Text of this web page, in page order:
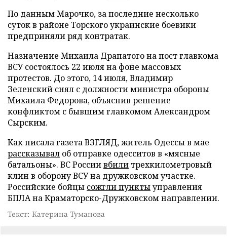
По данным Марочко, за последние несколько
суток в районе Торского украинские боевики
предприняли ряд контратак.
Назначение Михаила Драпатого на пост главкома
ВСУ состоялось 22 июля на фоне массовых
протестов. До этого, 14 июля, Владимир
Зеленский снял с должности министра обороны
Михаила Федорова, объяснив решение
конфликтом с бывшим главкомом Александром
Сырским.
Как писала газета ВЗГЛЯД, житель Одессы в мае
рассказывал об отправке одесситов в «мясные
батальоны». ВС Россиивбили трехкилометровый
клин в оборону ВСУ на дружковском участке.
Российские бойцы сожгли пунктыуправления
БПЛА на Краматорско-Дружковском направлении.
Текст: Катерина Туманова